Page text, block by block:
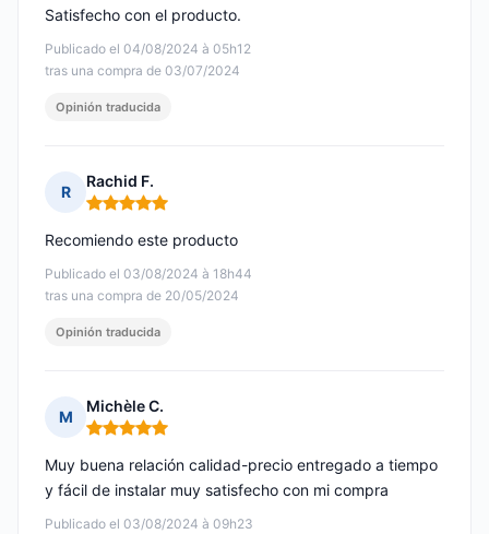
Publicado el 04/08/2024 à 05h12
tras una compra de 03/07/2024
Satisfecho con el producto.
Opinión traducida
R
Rachid F.
Nota: 5 de 5
Publicado el 03/08/2024 à 18h44
tras una compra de 20/05/2024
Recomiendo este producto
Opinión traducida
M
Michèle C.
Nota: 5 de 5
Publicado el 03/08/2024 à 09h23
Muy buena relación calidad-precio entregado a tiempo
y fácil de instalar muy satisfecho con mi compra